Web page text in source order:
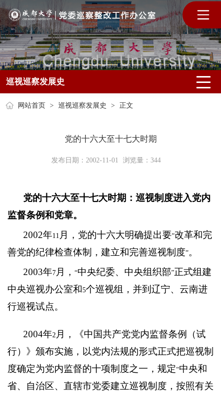
巡视巡察发展史
网站首页 > 巡视巡察发展史 > 正文
党的十六大至十七大时期
发布日期：2002-11-01 浏览量：344
党的十六大至十七大时期：巡视制度进入党内
监督条例和党章。
2002年11 月，党的十六大明确提出要“改革和完
善党的纪律检查体制，建立和完善巡视制度”。
2003年7月， “中央纪委、中央组织部”正式组建
中央巡视办公室和5个巡视组，并到辽宁、云南进
行巡视试点。
2004年2 月，《中国共产党党内监督条例（试
行）》颁布实施，以党内法规的形式正式把巡视制
度确定为党内监督的十项制度之一，规定“中央和
省、自治区、直辖市党委建立巡视制度，按照有关